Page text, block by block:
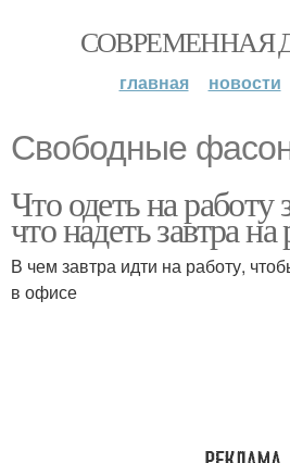
СОВРЕМЕННАЯ
главная новости
Свободные
Что одеть на работу
что надеть завтра на
В чем завтра идти на работу,
в офисе